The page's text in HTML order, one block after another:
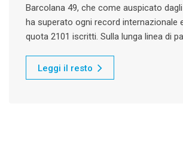
Barcolana 49, che come auspicato
ha superato ogni record internazionale
quota 2101 iscritti. Sulla lunga linea di
Leggi il resto